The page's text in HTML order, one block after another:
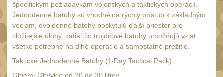
Méně než 200 lm1
200 - 500 lm 2
510 - 990 lm
špecifickým požiadavkám vojenských a taktických operácií.
Jednodenné batohy sú vhodné na rýchly prístup k základným
veciam, dvojdenné batohy poskytujú ďalší priestor pre
zložitejšie úlohy, zatiaľ čo trojdňové batohy umožňujú vziať
všetko potrebné na dlhé operácie a samostatné prežitie.
Taktické Jednodenné Batohy (1-Day Tactical Pack)
Objem: Obvykle od 20 do 30 litrov.